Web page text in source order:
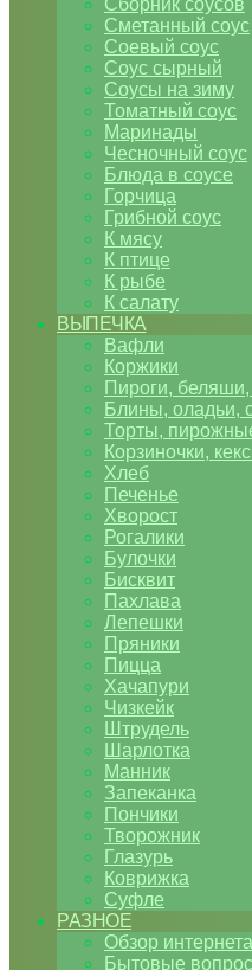
Сборник соусов
Сметанный соус
Соевый соус
Соус сырный
Соусы на зиму
Томатный соус
Маринады
Чесночный соус
Блюда в соусе
Горчица
Грибной соус
К мясу
К птице
К рыбе
К салату
ВЫПЕЧКА
Вафли
Коржики
Пироги, беляши,
Блины, оладьи,
Торты,
Корзиночки,
Хлеб
Печенье
Хворост
Рогалики
Булочки
Бисквит
Пахлава
Лепешки
Пряники
Пицца
Хачапури
Чизкейк
Штрудель
Шарлотка
Манник
Запеканка
Пончики
Творожник
Глазурь
Коврижка
Суфле
РАЗНОЕ
Обзор интернета
Бытовые